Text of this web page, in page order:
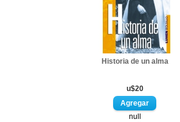
Historia de un alma
u$20
null